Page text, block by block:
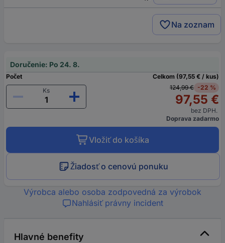
Na zoznam
Doručenie: Po 24. 8.
Počet
Ks
Celkom (97,55 € / kus)
124,99 € -22 %
97,55 €
bez DPH.
Doprava zadarmo
Vložiť do košíka
Žiadosť o cenovú ponuku
Výrobca alebo osoba zodpovedná za výrobok
Nahlásiť právny incident
Hlavné benefity